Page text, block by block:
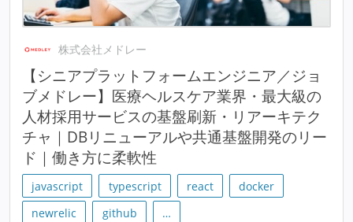
株式会社メドレー
【シニアプラットフォームエンジニア／ジョ
ブメドレー】医療ヘルスケア業界・最大級の
人材採用サービスの基盤刷新・リアーキテク
チャ｜DBリニューアルや共通基盤開発のリー
ド｜働き方に柔軟性
javascript typescript react
docker
newrelic
github …